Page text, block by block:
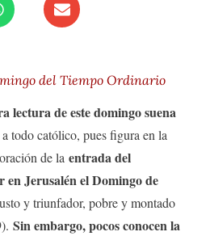
del Tiempo Ordinario
lectura de este domingo suena
todo católico, pues figura en la
de la entrada del
en Jerusalén el Domingo de
y triunfador, pobre y montado
Sin embargo, pocos conocen la